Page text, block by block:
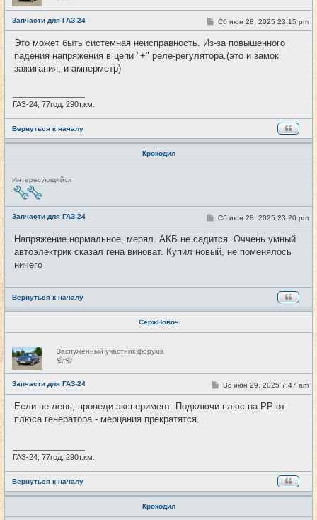
с
е
т
и
Запчасти для ГАЗ-24 #36
С
о
б
щ
Сб июн 28, 2025 23:15 pm
Это может быть системная неисправность. Из-за повышенного
падения напряжения в цепи "+" реле-регулятора.(это и замок
зажигания, и амперметр)
ГАЗ-24, 77год, 290т.км.
Вернуться к началу
Крокодил
Н
е
в
т
и
Интересующийся
Запчасти для ГАЗ-24 #37
С
о
б
щ
е
Сб июн 28, 2025 23:20 pm
Напряжение нормальное, мерял. АКБ не садится. Оччень умный
автоэлектрик сказал гена виноват. Купил новый, не поменялось
ничего
Вернуться к началу
СержНовоч
Н
е
с
е
т
и
Заслуженный участник форума
Запчасти для ГАЗ-24 #38
С
о
б
Вс июн 29, 2025 7:47 am
Если не лень, проведи эксперимент. Подключи плюс на РР от
плюса генератора - мерцания прекратятся.
ГАЗ-24, 77год, 290т.км.
Вернуться к началу
Крокодил